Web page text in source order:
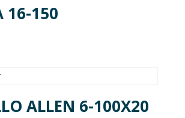
16-150
ALLEN 6-100X20